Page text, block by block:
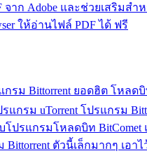
จาก Adobe และช่วยเสริมสำ
ให้อ่านไฟล์ PDF ได้ ฟรี
กรม Bittorrent ยอดฮิต โหลด
แกรม uTorrent โปรแกรม
โปรแกรมโหลดบิท
Bittorrent ตัวนี้เล็กมากๆ เอา